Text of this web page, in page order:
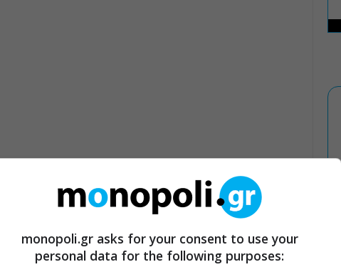
monopoli.gr asks for your consent to use your
personal data for the following purposes: